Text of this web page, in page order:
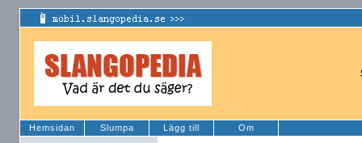
Hemsidan Slumpa Lägg till Om